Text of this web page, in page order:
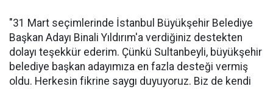
"31 Mart seçimlerinde İstanbul Büyükşehir Belediye
Başkan Adayı Binali Yıldırım'a verdiğiniz destekten
dolayı teşekkür ederim. Çünkü Sultanbeyli, büyükşehir
belediye başkan adayımıza en fazla desteği vermiş
oldu. Herkesin fikrine saygı duyuyoruz. Biz de kendi